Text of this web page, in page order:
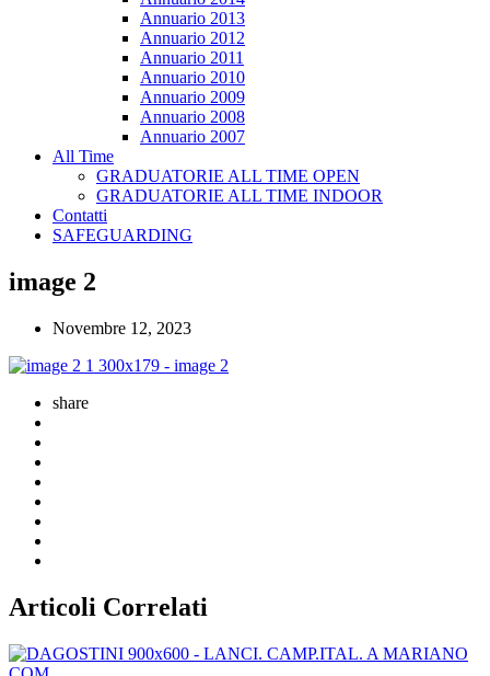
Annuario 2013
Annuario 2012
Annuario 2011
Annuario 2010
Annuario 2009
Annuario 2008
Annuario 2007
All Time
GRADUATORIE ALL TIME OPEN
GRADUATORIE ALL TIME INDOOR
Contatti
SAFEGUARDING
image 2
Novembre 12, 2023
share
Articoli Correlati